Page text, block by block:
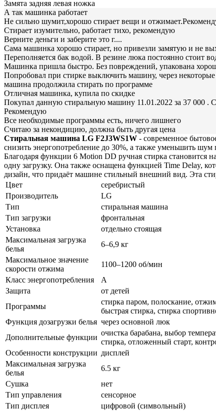
Замята задняя левая ножка
А так машинка работает
Не сильно шумит,хорошо стирает вещи и
Стирает изумительно, работает тихо, рекомендую
Верните деньги и заберите это г....
Сама машинка хорошо стирает, но привезли замятую и не
Переполняется бак водой. В резине люка постоянно стоит
Машинка пришла быстро. Без повреждений, упакована
Попробовал при стирке выключить машину, через
машина продолжила стирать по программе
Отличная машинка, купила по скидке
Покупал данную стиральную машину 11.01.2022 за 37 000 .
Рекомендую
Все необходимые программы есть, ничего лишнего
Считаю за некондицию, должна быть другая цена
Стиральная машина LG F2J3WS1W - современное
снизить энергопотребление до 30%, а также уменьшить
Благодаря функции 6 Motion DD ручная стирка становится
одну загрузку. Она также оснащена функцией Time Delay,
дизайн, что придаёт машине стильный внешний вид. Эта
Цвет
серебристый
Производитель
LG
Тип
стиральная машина
Тип загрузки
фронтальная
Установка
отдельно стоящая
Максимальная загрузка
белья
6–6,9 кг
Максимальное значение
скорости отжима
1100–1200 об/мин
Класс энергопотребления
A
Защита
от детей
Программы
стирка паром, полоскание,
быстрая стирка, стирка
Функция дозагрузки белья через основной люк
Дополнительные функции
очистка барабана, выбор
стирка, отложенный старт,
Особенности конструкции дисплей
Максимальная загрузка
белья
6.5 кг
Сушка
нет
Тип управления
сенсорное
Тип дисплея
цифровой (символьный)